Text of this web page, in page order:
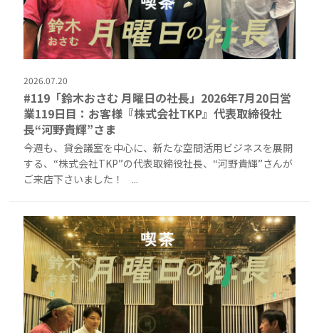
2026.07.20
#119「鈴木おさむ 月曜日の社長」2026年7月20日営
業119日目：お客様『株式会社TKP』代表取締役社
長“河野貴輝”さま
今週も、貸会議室を中心に、新たな空間活用ビジネスを展開
する、“株式会社TKP”の代表取締役社長、“河野貴輝”さんが
ご来店下さいました！ ...